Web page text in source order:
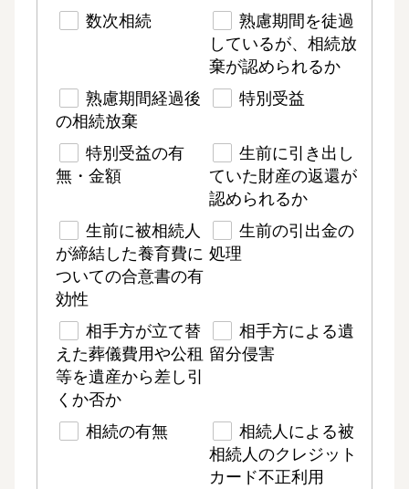
数次相続
熟慮期間を徒過
しているが、相続放
棄が認められるか
熟慮期間経過後
の相続放棄
特別受益
特別受益の有
無・金額
生前に引き出し
ていた財産の返還が
認められるか
生前に被相続人
が締結した養育費に
ついての合意書の有
効性
生前の引出金の
処理
相手方が立て替
えた葬儀費用や公租
等を遺産から差し引
くか否か
相手方による遺
留分侵害
相続の有無
相続人による被
相続人のクレジット
カード不正利用